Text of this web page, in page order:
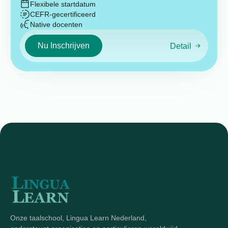
Flexibele startdatum
CEFR-gecertificeerd
Native docenten
Nu Inschrijven Detail
Onze taalschool, Lingua Learn Nederland,